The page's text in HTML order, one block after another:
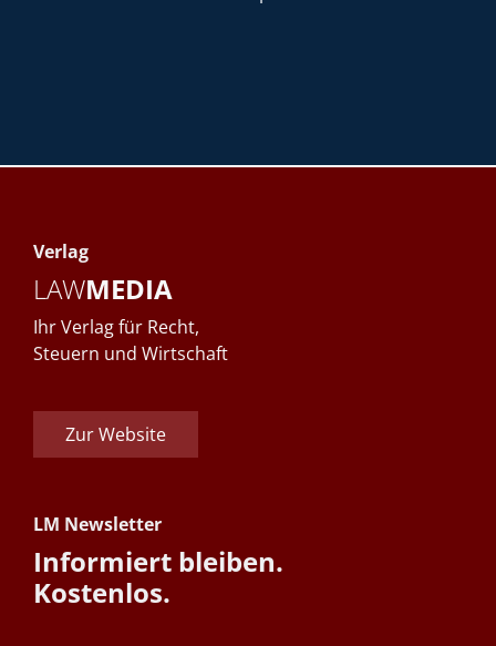
Verlag
LAWMEDIA
Ihr Verlag für Recht,
Steuern und Wirtschaft
Zur Website
LM Newsletter
Informiert bleiben.
Kostenlos.